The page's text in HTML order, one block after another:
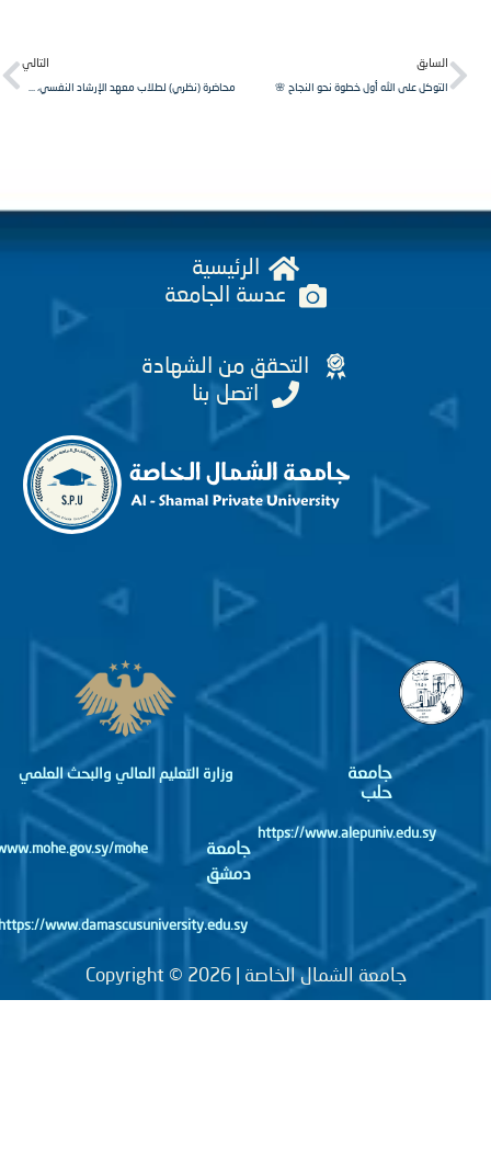
التوكل على الله أول خطوة نحو النجاح 🌸 محاضرة (نظري) لطلاب معهد الإرشاد النفسي، مقرر مبادئ التربية الخاصة.
الرئيسية
عدسة الجامعة
التحقق من الشهادة
اتصل بنا
جامعة
https://www.alepuniv.edu.sy
جامعة
دمشق
وزارة التعليم العالي والبحث العلمي
http://www.mohe.gov.sy/mohe
جامعة الشمال الخاصة | Copyright © 2026